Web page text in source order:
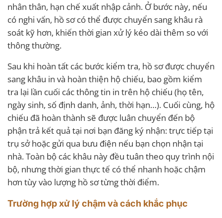
nhân thân, hạn chế xuất nhập cảnh. Ở bước này, nếu
có nghi vấn, hồ sơ có thể được chuyển sang khâu rà
soát kỹ hơn, khiến thời gian xử lý kéo dài thêm so với
thông thường.
Sau khi hoàn tất các bước kiểm tra, hồ sơ được chuyển
sang khâu in và hoàn thiện hộ chiếu, bao gồm kiểm
tra lại lần cuối các thông tin in trên hộ chiếu (họ tên,
ngày sinh, số định danh, ảnh, thời hạn…). Cuối cùng, hộ
chiếu đã hoàn thành sẽ được luân chuyển đến bộ
phận trả kết quả tại nơi bạn đăng ký nhận: trực tiếp tại
trụ sở hoặc gửi qua bưu điện nếu bạn chọn nhận tại
nhà. Toàn bộ các khâu này đều tuân theo quy trình nội
bộ, nhưng thời gian thực tế có thể nhanh hoặc chậm
hơn tùy vào lượng hồ sơ từng thời điểm.
Trường hợp xử lý chậm và cách khắc phục